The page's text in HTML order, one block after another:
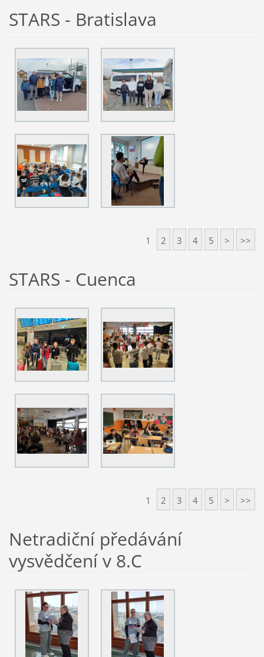
STARS - Bratislava
1 2 3 4 5 > >>
STARS - Cuenca
1 2 3 4 5 > >>
Netradiční předávání
vysvědčení v 8.C